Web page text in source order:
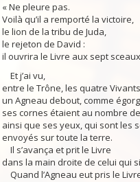
« Ne pleure pas.
Voilà qu’il a remporté la victoire,
le lion de la tribu de Juda,
le rejeton de David :
il ouvrira le Livre aux sept
Et j’ai vu,
entre le Trône, les quatre
un Agneau debout, comme
ses cornes étaient au nombre
ainsi que ses yeux, qui sont les
envoyés sur toute la terre.
Il s’avança et prit le Livre
dans la main droite de celui qui
Quand l’Agneau eut pris le